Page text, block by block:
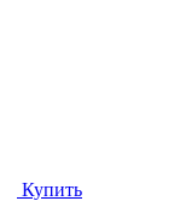
Купить